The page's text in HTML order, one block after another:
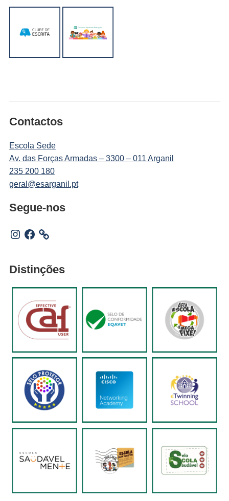
Contactos
Escola Sede
Av. das Forças Armadas – 3300 – 011 Arganil
235 200 180
geral@esarganil.pt
Segue-nos
Instagram
Facebook
Distinções